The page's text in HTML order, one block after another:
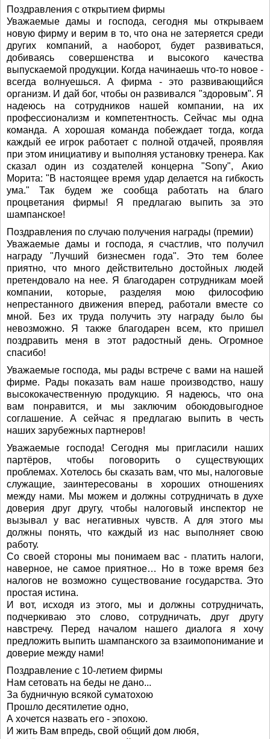
Поздравления с открытием фирмы
Уважаемые дамы и господа, сегодня мы открываем
новую фирму и верим в то, что она не затеряется среди
других компаний, а наоборот, будет развиваться,
добиваясь совершенства и высокого качества
выпускаемой продукции. Когда начинаешь что-то новое -
всегда волнуешься. А фирма - это развивающийся
организм. И дай бог, чтобы он развивался "здоровым". Я
надеюсь на сотрудников нашей компании, на их
профессионализм и компетентность. Сейчас мы одна
команда. А хорошая команда побеждает тогда, когда
каждый ее игрок работает с полной отдачей, проявляя
при этом инициативу и выполняя установку тренера. Как
сказал один из создателей концерна "Sony", Акио
Морита: "В настоящее время удар делается на гибкость
ума." Так будем же сообща работать на благо
процветания фирмы! Я предлагаю выпить за это
шампанское!
Поздравления по случаю получения награды (премии)
Уважаемые дамы и господа, я счастлив, что получил
награду "Лучший бизнесмен года". Это тем более
приятно, что много действительно достойных людей
претендовало на нее. Я благодарен сотрудникам моей
компании, которые, разделяя мою философию
непрестанного движения вперед, работали вместе со
мной. Без их труда получить эту награду было бы
невозможно. Я также благодарен всем, кто пришел
поздравить меня в этот радостный день. Огромное
спасибо!
Уважаемые господа, мы рады встрече с вами на нашей
фирме. Рады показать вам наше производство, нашу
высококачественную продукцию. Я надеюсь, что она
вам понравится, и мы заключим обоюдовыгодное
соглашение. А сейчас я предлагаю выпить в честь
наших зарубежных партнеров!
Уважаемые господа! Сегодня мы пригласили наших
партёров, чтобы поговорить о существующих
проблемах. Хотелось бы сказать вам, что мы, налоговые
служащие, заинтересованы в хороших отношениях
между нами. Мы можем и должны сотрудничать в духе
доверия друг другу, чтобы налоговый инспектор не
вызывал у вас негативных чувств. А для этого мы
должны понять, что каждый из нас выполняет свою
работу.
Со своей стороны мы понимаем вас - платить налоги,
наверное, не самое приятное… Но в тоже время без
налогов не возможно существование государства. Это
простая истина.
И вот, исходя из этого, мы и должны сотрудничать,
подчеркиваю это слово, сотрудничать, друг другу
навстречу. Перед началом нашего диалога я хочу
предложить выпить шампанского за взаимопонимание и
доверие между нами!
Поздравление с 10-летием фирмы
Нам сетовать на беды не дано...
За будничную всякой суматохою
Прошло десятилетие одно,
А хочется назвать его - эпохою.
И жить Вам впредь, свой общий дом любя,